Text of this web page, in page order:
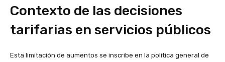
Contexto de las decisiones
tarifarias en servicios públicos
Esta limitación de aumentos se inscribe en la política general de